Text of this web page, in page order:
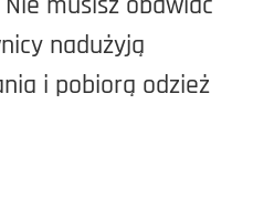
nadużyją
i pobiorą odzież